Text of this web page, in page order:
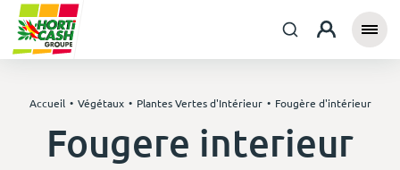
Accueil Végétaux Plantes Vertes d'Intérieur Fougère d'intérieur
Fougere interieur